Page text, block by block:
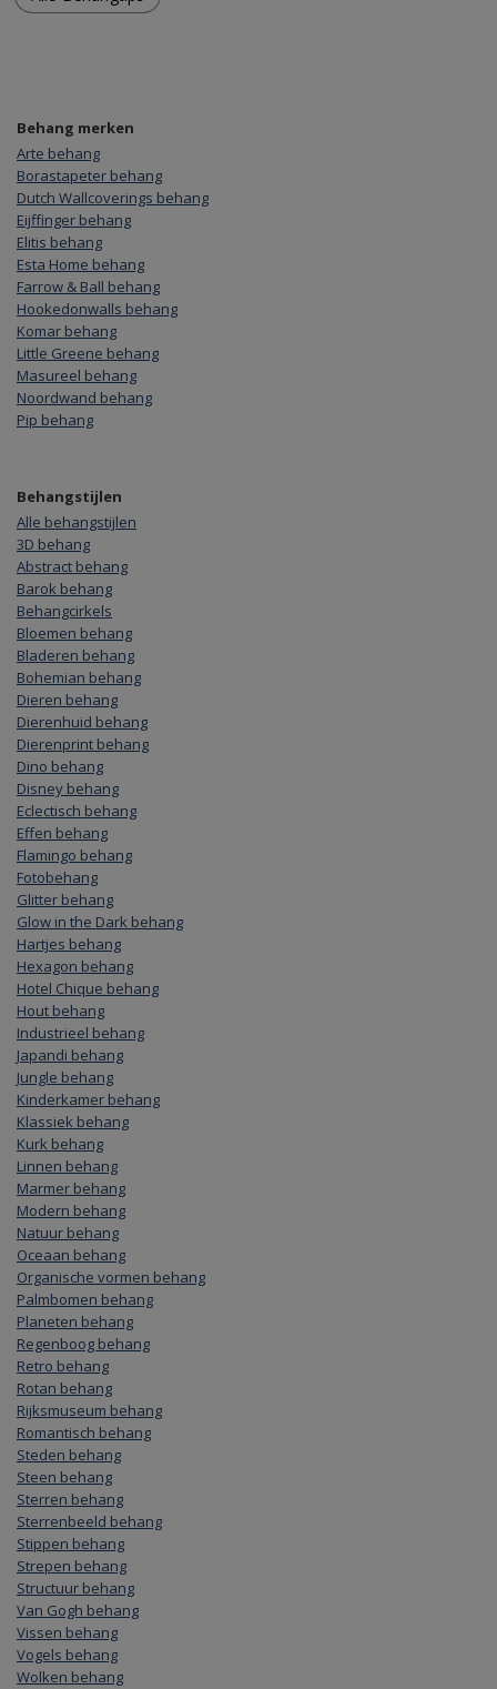
Behang merken
Arte behang
Borastapeter behang
Dutch Wallcoverings behang
Eijffinger behang
Elitis behang
Esta Home behang
Farrow & Ball behang
Hookedonwalls behang
Komar behang
Little Greene behang
Masureel behang
Noordwand behang
Pip behang
Behangstijlen
Alle behangstijlen
3D behang
Abstract behang
Barok behang
Behangcirkels
Bloemen behang
Bladeren behang
Bohemian behang
Dieren behang
Dierenhuid behang
Dierenprint behang
Dino behang
Disney behang
Eclectisch behang
Effen behang
Flamingo behang
Fotobehang
Glitter behang
Glow in the Dark behang
Hartjes behang
Hexagon behang
Hotel Chique behang
Hout behang
Industrieel behang
Japandi behang
Jungle behang
Kinderkamer behang
Klassiek behang
Kurk behang
Linnen behang
Marmer behang
Modern behang
Natuur behang
Oceaan behang
Organische vormen behang
Palmbomen behang
Planeten behang
Regenboog behang
Retro behang
Rotan behang
Rijksmuseum behang
Romantisch behang
Steden behang
Steen behang
Sterren behang
Sterrenbeeld behang
Stippen behang
Strepen behang
Structuur behang
Van Gogh behang
Vissen behang
Vogels behang
Wolken behang